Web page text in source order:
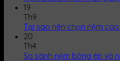
19
Th9
Tại sao nên chọn nệm
20
Th4
So sánh nệm bông ép và